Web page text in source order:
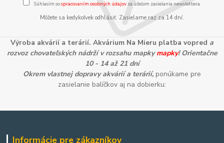
Súhlasím sospracovaním osobných údajov za účelom zasielania newslettera.
Môžete sa kedykoľvek odhlásiť. Zasielame raz za 14 dní.
Výroba akvárií a terárií. Akvárium Na Mieru platba vopred a
rozvoz chovateľských nádrží v rozsahu mapkymapky! Orientačne
10 - 14 až 21 dní
Okrem vlastnej dopravy akvárií a terárií, ponúkame pre
zasielanie balíčkov aj na dobierku:
Informácie pre zákazníkov